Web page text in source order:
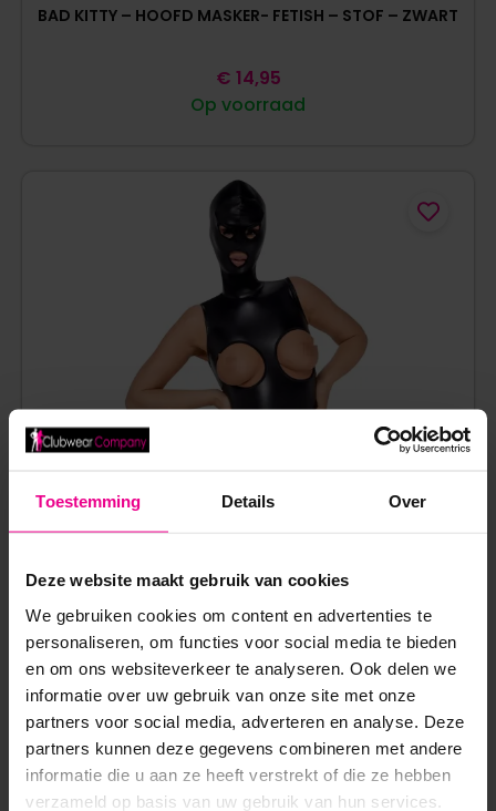
Toestemming Details Over
Deze website maakt gebruik van cookies
We gebruiken cookies om content en advertenties te
personaliseren, om functies voor social media te bieden
en om ons websiteverkeer te analyseren. Ook delen we
informatie over uw gebruik van onze site met onze
partners voor social media, adverteren en analyse. Deze
partners kunnen deze gegevens combineren met andere
informatie die u aan ze heeft verstrekt of die ze hebben
verzameld op basis van uw gebruik van hun services.
BAD KITTY – HOOFD MASKER- FETISH – STOF – ZWART
Op voorraad
€ 14,95
KUNSTLEREN BODY MET VAST HOOFDMASKER OPEN
CUPS EN OPEN KRUIS – BAD KITTY
Op voorraad
€62,95